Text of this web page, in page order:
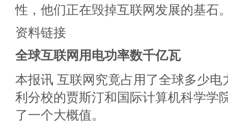
性，他们正在毁掉互联网发展的基石
资料链接
全球互联网用电功率数千亿瓦
本报讯 互联网究竟占用了全球多少电
利分校的贾斯汀和国际计算机科学学
了一个大概值。